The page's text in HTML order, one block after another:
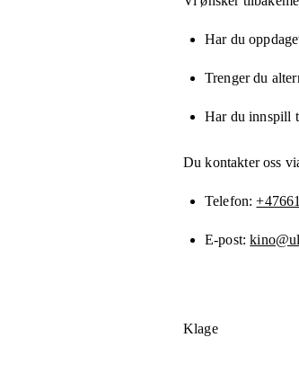
Har du
Trenger du
Har du innspill
Du kontakter oss
Telefon
E-post
Klage